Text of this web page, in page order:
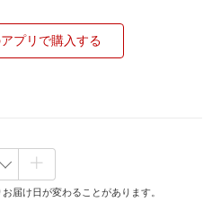
プリで購入する
届け日が変わることがあります。